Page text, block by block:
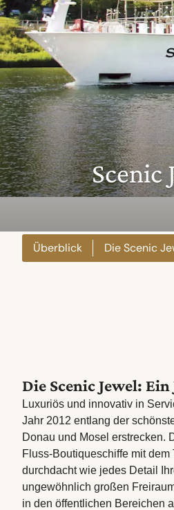
Scenic
Überblick Die Scenic
Die Scenic Jewel:
Luxuriös und innovativ in
Jahr 2012 entlang der
Donau und Mosel erstrecken.
Fluss-Boutiqueschiffe mit dem
durchdacht wie jedes Detail
ungewöhnlich großen
in den öffentlichen Bereichen